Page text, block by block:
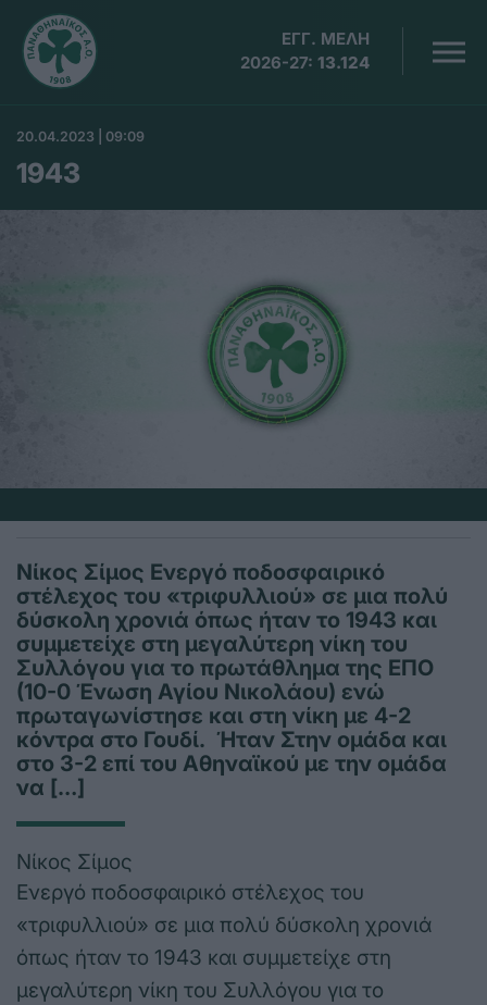
ΕΓΓ. ΜΕΛΗ
2026-27: 13.124
20.04.2023 | 09:09
1943
Νίκος Σίμος Ενεργό ποδοσφαιρικό
στέλεχος του «τριφυλλιού» σε μια πολύ
δύσκολη χρονιά όπως ήταν το 1943 και
συμμετείχε στη μεγαλύτερη νίκη του
Συλλόγου για το πρωτάθλημα της ΕΠΟ
(10-0 Ένωση Αγίου Νικολάου) ενώ
πρωταγωνίστησε και στη νίκη με 4-2
κόντρα στο Γουδί. Ήταν Στην ομάδα και
στο 3-2 επί του Αθηναϊκού με την ομάδα
να […]
Νίκος Σίμος
Ενεργό ποδοσφαιρικό στέλεχος του
«τριφυλλιού» σε μια πολύ δύσκολη χρονιά
όπως ήταν το 1943 και συμμετείχε στη
μεγαλύτερη νίκη του Συλλόγου για το